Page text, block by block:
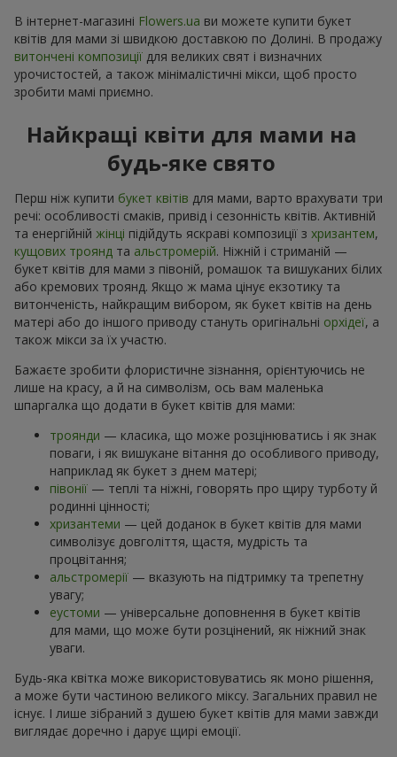
В інтернет-магазині Flowers.ua ви можете купити букет
квітів для мами зі швидкою доставкою по Долині. В продажу
витончені композиції для великих свят і визначних
урочистостей, а також мінімалістичні мікси, щоб просто
зробити мамі приємно.
Найкращі квіти для мами на
будь-яке свято
Перш ніж купити букет квітів для мами, варто врахувати три
речі: особливості смаків, привід і сезонність квітів. Активній
та енергійній жінці підійдуть яскраві композиції з хризантем,
кущових троянд та альстромерій. Ніжній і стриманій —
букет квітів для мами з півоній, ромашок та вишуканих білих
або кремових троянд. Якщо ж мама цінує екзотику та
витонченість, найкращим вибором, як букет квітів на день
матері або до іншого приводу стануть оригінальні орхідеї, а
також мікси за їх участю.
Бажаєте зробити флористичне зізнання, орієнтуючись не
лише на красу, а й на символізм, ось вам маленька
шпаргалка що додати в букет квітів для мами:
троянди — класика, що може розцінюватись і як знак
поваги, і як вишукане вітання до особливого приводу,
наприклад як букет з днем матері;
півонії — теплі та ніжні, говорять про щиру турботу й
родинні цінності;
хризантеми — цей доданок в букет квітів для мами
символізує довголіття, щастя, мудрість та
процвітання;
альстромерії — вказують на підтримку та трепетну
увагу;
еустоми — універсальне доповнення в букет квітів
для мами, що може бути розцінений, як ніжний знак
уваги.
Будь-яка квітка може використовуватись як моно рішення,
а може бути частиною великого міксу. Загальних правил не
існує. І лише зібраний з душею букет квітів для мами завжди
виглядає доречно і дарує щирі емоції.